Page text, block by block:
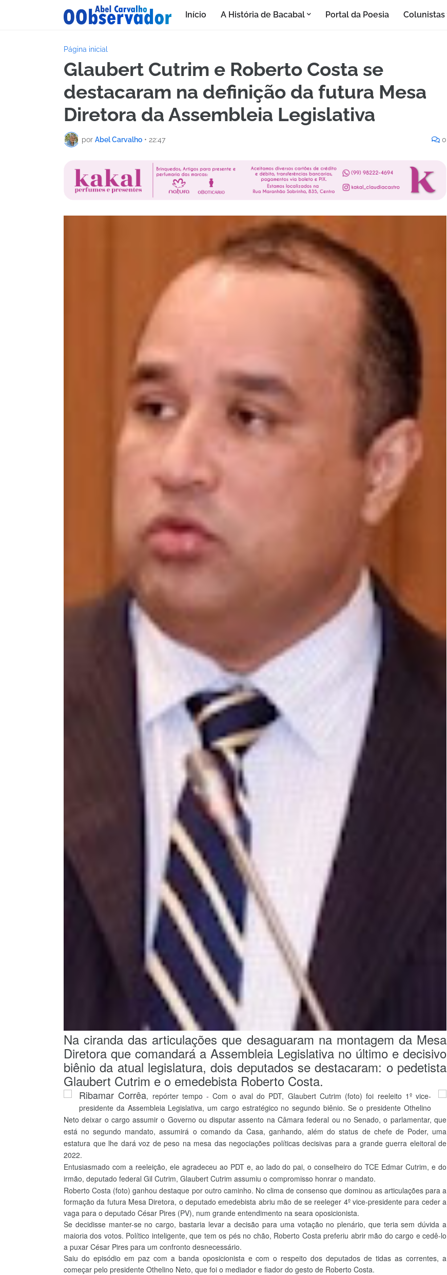
Início A História de Bacabal Portal da Poesia Colunistas
Página inicial
Glaubert Cutrim e Roberto Costa se
destacaram na definição da futura Mesa
Diretora da Assembleia Legislativa
por Abel Carvalho • 22:47 0
Na ciranda das articulações que desaguaram na montagem da Mesa
Diretora que comandará a Assembleia Legislativa no último e decisivo
biênio da atual legislatura, dois deputados se destacaram: o pedetista
Glaubert Cutrim e o emedebista Roberto Costa.
Ribamar Corrêa, repórter tempo - Com o aval do PDT, Glaubert Cutrim (foto) foi reeleito 1º vice-
presidente da Assembleia Legislativa, um cargo estratégico no segundo biênio. Se o presidente Othelino
Neto deixar o cargo assumir o Governo ou disputar assento na Câmara federal ou no Senado, o parlamentar, que
está no segundo mandato, assumirá o comando da Casa, ganhando, além do status de chefe de Poder, uma
estatura que lhe dará voz de peso na mesa das negociações políticas decisivas para a grande guerra eleitoral de
2022.
Entusiasmado com a reeleição, ele agradeceu ao PDT e, ao lado do pai, o conselheiro do TCE Edmar Cutrim, e do
irmão, deputado federal Gil Cutrim, Glaubert Cutrim assumiu o compromisso honrar o mandato.
Roberto Costa (foto) ganhou destaque por outro caminho. No clima de consenso que dominou as articulações para a
formação da futura Mesa Diretora, o deputado emedebista abriu mão de se reeleger 4º vice-presidente para ceder a
vaga para o deputado César Pires (PV), num grande entendimento na seara oposicionista.
Se decidisse manter-se no cargo, bastaria levar a decisão para uma votação no plenário, que teria sem dúvida a
maioria dos votos. Político inteligente, que tem os pés no chão, Roberto Costa preferiu abrir mão do cargo e cedê-lo
a puxar César Pires para um confronto desnecessário.
Saiu do episódio em paz com a banda oposicionista e com o respeito dos deputados de tidas as correntes, a
começar pelo presidente Othelino Neto, que foi o mediador e fiador do gesto de Roberto Costa.